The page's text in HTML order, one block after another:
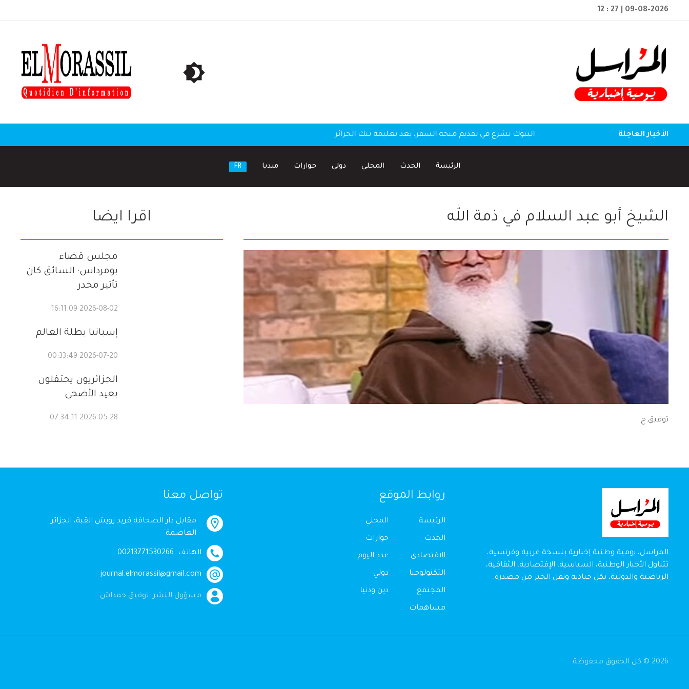
12 : 27 | 09-08-2026
الأخبار العاجلة البنوك تشرع في تقديم منحة السفر، بعد تعليمة بنك الجزائر
الرئيسة الحدث المحلي دولي حوارات ميديا FR
الشيخ أبو عبد السلام في ذمة الله
توفيق.ح
اقرا ايضا
مجلس قضاء
بومرداس: السائق كان
تأثير مخدر
2026-08-02 16:11:09
إسبانيا بطلة العالم
2026-07-20 00:33:49
الجزائريون يحتفلون
بعيد الأضحى
2026-05-28 07:34:11
المراسل، يومية وطنية إخبارية بنسخة عربية وفرنسية،
تتناول الأخبار الوطنية، السياسية، الإقتصادية، الثقافية،
الرياضية والدولية، بكل حيادية ونقل الخبر من مصدره.
روابط الموقع
الرئيسة
الحدث
الاقتصادي
التكنولوجيا
المجتمع
مساهمات
المحلي
حوارات
عدد اليوم
دولي
دين ودنيا
تواصل معنا
مقابل دار الصحافة فريد زويش القبة، الجزائر
العاصمة
الهاتف: 00213771530266
journal.elmorassil@gmail.com
مسؤول النشر: توفيق حمداش
2026 © كل الحقوق محفوظة